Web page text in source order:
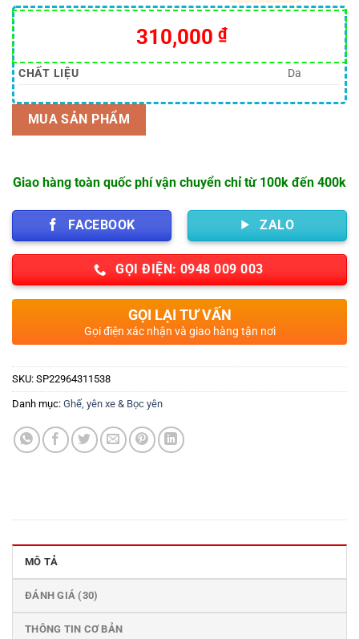
5.00trên 5
dựa trên
30
đánh giá
310,000 ₫
CHẤT LIỆU Da
MUA SẢN PHẨM
Giao hàng toàn quốc phí vận chuyển chỉ từ 100k đến 400k
FACEBOOK ZALO
GỌI ĐIỆN: 0948 009 003
GỌI LẠI TƯ VẤN
Gọi điện xác nhận và giao hàng tận nơi
SKU: SP22964311538
Danh mục: Ghế, yên xe & Bọc yên
MÔ TẢ
ĐÁNH GIÁ (30)
THÔNG TIN CƠ BẢN